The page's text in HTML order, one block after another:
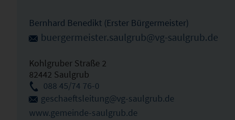
Bernhard Benedikt (Erster Bürgermeister)
buergermeister.saulgrub@vg-saulgrub.de
Kohlgruber Straße 2
82442 Saulgrub
088 45/74 76-0
geschaeftsleitung@vg-saulgrub.de
www.gemeinde-saulgrub.de